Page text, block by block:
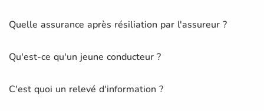
Quelle assurance après résiliation par l'assureur ?
Qu'est-ce qu'un jeune conducteur ?
C'est quoi un relevé d'information ?